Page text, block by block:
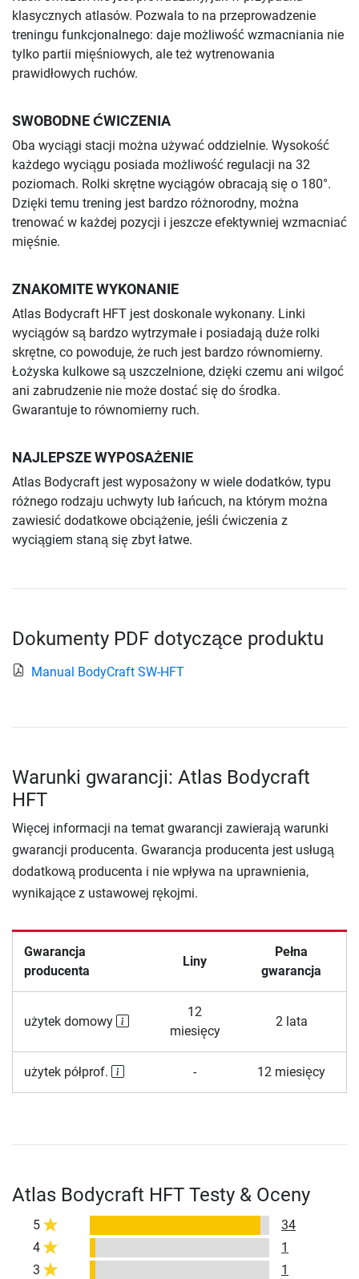
klasycznych atlasów. Pozwala to na przeprowadzenie
treningu funkcjonalnego: daje możliwość wzmacniania nie
tylko partii mięśniowych, ale też wytrenowania
prawidłowych ruchów.
SWOBODNE ĆWICZENIA
Oba wyciągi stacji można używać oddzielnie. Wysokość
każdego wyciągu posiada możliwość regulacji na 32
poziomach. Rolki skrętne wyciągów obracają się o 180°.
Dzięki temu trening jest bardzo różnorodny, można
trenować w każdej pozycji i jeszcze efektywniej wzmacniać
mięśnie.
ZNAKOMITE WYKONANIE
Atlas Bodycraft HFT jest doskonale wykonany. Linki
wyciągów są bardzo wytrzymałe i posiadają duże rolki
skrętne, co powoduje, że ruch jest bardzo równomierny.
Łożyska kulkowe są uszczelnione, dzięki czemu ani wilgoć
ani zabrudzenie nie może dostać się do środka.
Gwarantuje to równomierny ruch.
NAJLEPSZE WYPOSAŻENIE
Atlas Bodycraft jest wyposażony w wiele dodatków, typu
różnego rodzaju uchwyty lub łańcuch, na którym można
zawiesić dodatkowe obciążenie, jeśli ćwiczenia z
wyciągiem staną się zbyt łatwe.
Dokumenty PDF dotyczące produktu
Manual BodyCraft SW-HFT
Warunki gwarancji: Atlas Bodycraft
HFT
Więcej informacji na temat gwarancji zawierają warunki
gwarancji producenta. Gwarancja producenta jest usługą
dodatkową producenta i nie wpływa na uprawnienia,
wynikające z ustawowej rękojmi.
Gwarancja
producenta
Liny
Pełna
gwarancja
użytek domowy
12
miesięcy
2 lata
użytek półprof. - 12 miesięcy
Atlas Bodycraft HFT Testy & Oceny
5
34
4
1
3
1